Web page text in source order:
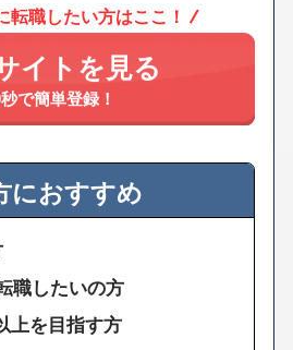
転職したい方はここ！
イトを見る
で簡単登録！
におすすめ
職したいの方
上を目指す方